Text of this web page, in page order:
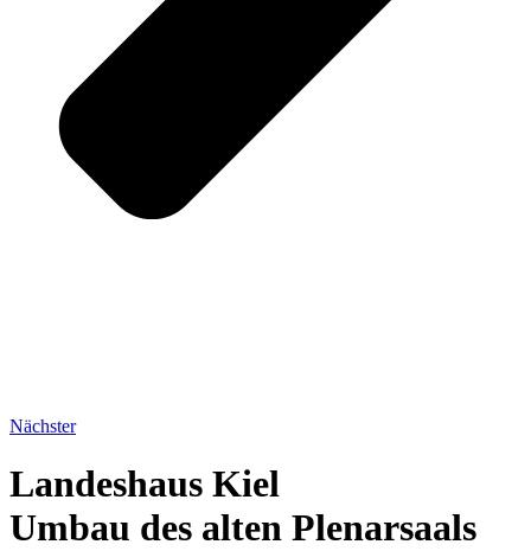
Nächster
Landeshaus Kiel
Umbau des alten Plenarsaals